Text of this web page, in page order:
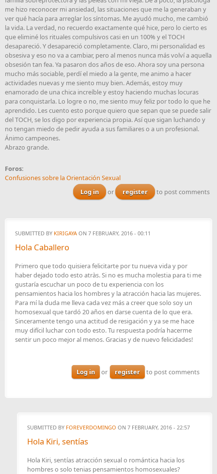
me hizo reconocer mi ansiedad, las situaciones que me la generaban y
ver qué hacía para arreglar los síntomas. Me ayudó mucho, me cambió
la vida. La verdad, no recuerdo exactamente qué hice, pero lo cierto es
que eliminé los rituales compulsivos casi en un 100% y el TOCH
desapareció. Y desapareció completamente. Claro, mi personalidad es
obsesiva y eso no va a cambiar, pero al menos nunca más volví a aquella
obsesión tan fea. Ya pasaron dos años de eso. Ahora soy una persona
mucho más sociable, perdí el miedo a la gente, me animo a hacer
actividades nuevas y me siento muy bien. Además, estoy muy
enamorado de una chica increíble y estoy haciendo muchas locuras
para conquistarla. Lo logre o no, me siento muy feliz por todo lo que he
aprendido. Les cuento esto porque quiero que sepan que se puede salir
del TOCH, se los digo por experiencia propia. Así que sigan luchando y
no tengan miedo de pedir ayuda a sus familiares o a un profesional.
Ánimo campeones.
Abrazo grande.
Foros:
Confusiones sobre la Orientación Sexual
Log in
or register to post comments
SUBMITTED BY KIRIGAYA ON 7 FEBRUARY, 2016 - 00:11
Hola Caballero
Primero que todo quisiera felicitarte por tu nueva vida y por
haber dejado todo esto atràs. Si no es mucha molestia para ti me
gustaría escuchar un poco de tu experiencia con los
pensamientos hacia los hombres y la atracción hacia las mujeres.
Para mí la duda me lleva cada vez más a creer que solo soy un
homosexual que tardó 20 años en darse cuenta de lo que era.
Sinceramente tengo una actitud de resigación y ya se me hace
muy difícil luchar con todo esto. Tu respuesta podría hacerme
sentir un poco mejor al menos. Gracias y de nuevo felicidades!
Log in or register to post comments
SUBMITTED BY FOREVERDOMINGO ON 7 FEBRUARY, 2016 - 22:57
Hola Kiri, sentías
Hola Kiri, sentías atracción sexual o romántica hacia los
hombres o solo tenias pensamientos homosexuales?